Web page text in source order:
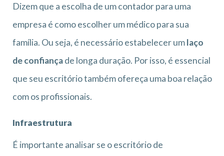
Dizem que a escolha de um contador para uma
empresa é como escolher um médico para sua
família. Ou seja, é necessário estabelecer umlaço
de confiançade longa duração. Por isso, é essencial
que seu escritório também ofereça uma boa relação
com os profissionais.
Infraestrutura
É importante analisar se o escritório de